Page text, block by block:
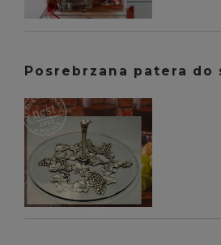
Posrebrzana patera do